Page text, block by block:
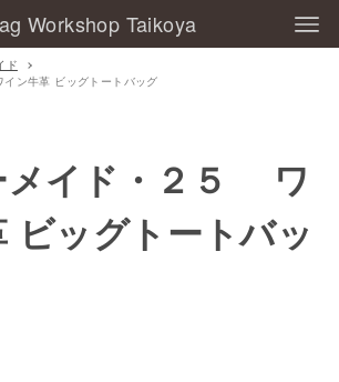
Workshop Taikoya
ド
ン牛革 ビッグトートバッグ
メイド・２５ ワ
ビッグトートバッ